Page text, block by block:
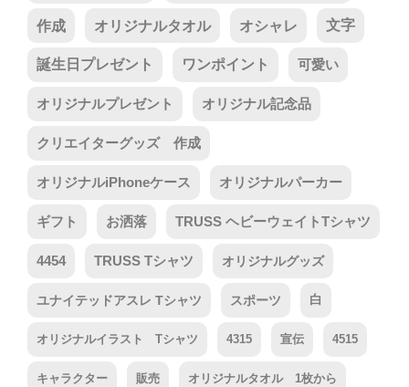
作成 オリジナルタオル オシャレ 文字
誕生日プレゼント ワンポイント 可愛い
オリジナルプレゼント オリジナル記念品
クリエイターグッズ 作成
オリジナルiPhoneケース オリジナルパーカー
ギフト お洒落 TRUSS ヘビーウェイトTシャツ
4454 TRUSS Tシャツ オリジナルグッズ
ユナイテッドアスレ Tシャツ スポーツ 白
オリジナルイラスト Tシャツ 4315 宣伝 4515
キャラクター 販売 オリジナルタオル 1枚から